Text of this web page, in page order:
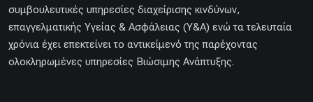
συμβουλευτικές υπηρεσίες διαχείρισης κινδύνων,
επαγγελματικής Υγείας & Ασφάλειας (Υ&Α) ενώ τα τελευταία
χρόνια έχει επεκτείνει το αντικείμενό της παρέχοντας
ολοκληρωμένες υπηρεσίες Βιώσιμης Ανάπτυξης.